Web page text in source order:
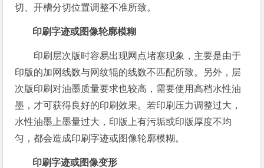
切、开槽分切位置调整不准所致。
印刷字迹或图像轮廓模糊
印刷层次版时容易出现网点堵塞现象，主要是由于
印版的加网线数与网纹辊的线数不匹配所致。另外，层
次版印刷对油墨质量要求也较高，需要使用高档水性油
墨，才可获得良好的印刷效果。若印刷压力调整过大，
水性油墨上墨量过大，印版上有污垢或印版厚度不均
匀，都会造成印刷字迹或图像轮廓模糊。
印刷字迹或图像变形